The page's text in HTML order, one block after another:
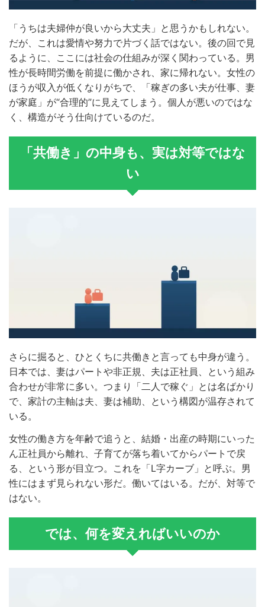
「うちは夫婦仲が良いから大丈夫」と思うかもしれない。
だが、これは愛情や努力で片づく話ではない。後の回で見
るように、ここには社会の仕組みが深く関わっている。男
性が長時間労働を前提に働かされ、家に帰れない。女性の
ほうが収入が低くなりがちで、「稼ぎの多い夫が仕事、妻
が家庭」が“合理的”に見えてしまう。個人が悪いのではな
く、構造がそう仕向けているのだ。
「共働き」の中身も、実は対等ではな
い
さらに掘ると、ひとくちに共働きと言っても中身が違う。
日本では、妻はパートや非正規、夫は正社員、という組み
合わせが非常に多い。つまり「二人で稼ぐ」とは名ばかり
で、家計の主軸は夫、妻は補助、という構図が温存されて
いる。
女性の働き方を年齢で追うと、結婚・出産の時期にいった
ん正社員から離れ、子育てが落ち着いてからパートで戻
る、という形が目立つ。これを「L字カーブ」と呼ぶ。男
性にはまず見られない形だ。働いてはいる。だが、対等で
はない。
では、何を変えればいいのか